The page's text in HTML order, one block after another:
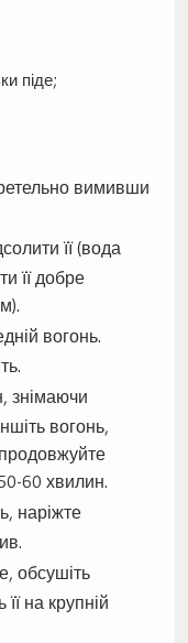
піде;
вимивши
її (вода
її добре
вогонь.
знімаючи
вогонь,
60 хвилин.
наріжте
обсушіть
на крупній